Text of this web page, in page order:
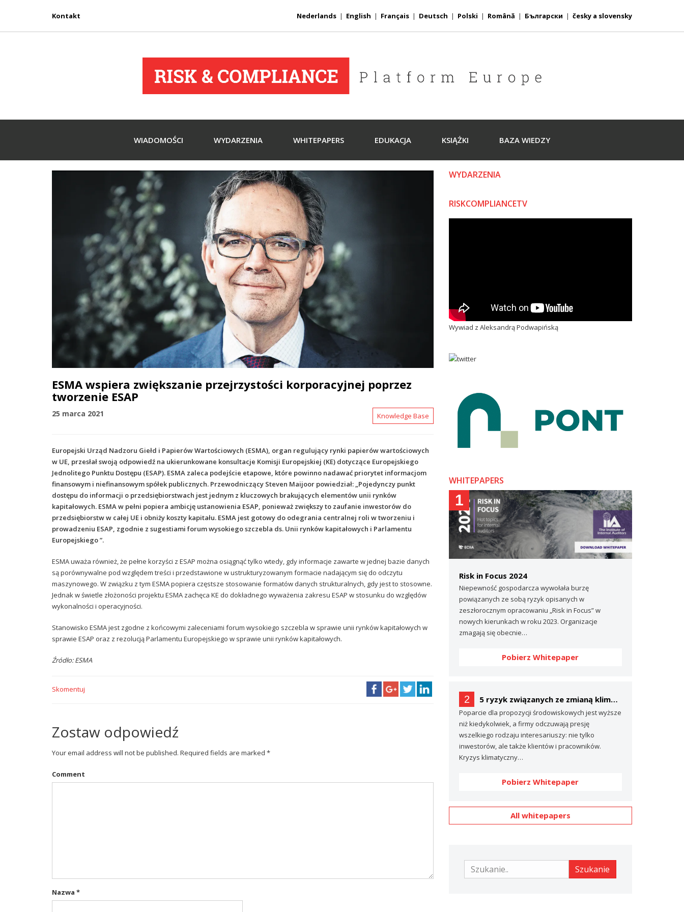
Kontakt Nederlands | English | Français | Deutsch | Polski | Română | Български | česky a slovensky
WIADOMOŚCI WYDARZENIA WHITEPAPERS EDUKACJA KSIĄŻKI BAZA WIEDZY
ESMA wspiera zwiększanie przejrzystości korporacyjnej poprzez
tworzenie ESAP
25 marca 2021 Knowledge Base
Europejski Urząd Nadzoru Giełd i Papierów Wartościowych (ESMA), organ regulujący rynki papierów wartościowych
w UE, przesłał swoją odpowiedź na ukierunkowane konsultacje Komisji Europejskiej (KE) dotyczące Europejskiego
Jednolitego Punktu Dostępu (ESAP). ESMA zaleca podejście etapowe, które powinno nadawać priorytet informacjom
finansowym i niefinansowym spółek publicznych. Przewodniczący Steven Maijoor powiedział: „Pojedynczy punkt
dostępu do informacji o przedsiębiorstwach jest jednym z kluczowych brakujących elementów unii rynków
kapitałowych. ESMA w pełni popiera ambicję ustanowienia ESAP, ponieważ zwiększy to zaufanie inwestorów do
przedsiębiorstw w całej UE i obniży koszty kapitału. ESMA jest gotowy do odegrania centralnej roli w tworzeniu i
prowadzeniu ESAP, zgodnie z sugestiami forum wysokiego szczebla ds. Unii rynków kapitałowych i Parlamentu
Europejskiego ”.
ESMA uważa również, że pełne korzyści z ESAP można osiągnąć tylko wtedy, gdy informacje zawarte w jednej bazie danych
są porównywalne pod względem treści i przedstawione w ustrukturyzowanym formacie nadającym się do odczytu
maszynowego. W związku z tym ESMA popiera częstsze stosowanie formatów danych strukturalnych, gdy jest to stosowne.
Jednak w świetle złożoności projektu ESMA zachęca KE do dokładnego wyważenia zakresu ESAP w stosunku do względów
wykonalności i operacyjności.
Stanowisko ESMA jest zgodne z końcowymi zaleceniami forum wysokiego szczebla w sprawie unii rynków kapitałowych w
sprawie ESAP oraz z rezolucją Parlamentu Europejskiego w sprawie unii rynków kapitałowych.
Źródło: ESMA
Skomentuj
Zostaw odpowiedź
Your email address will not be published. Required fields are marked *
Comment
Nazwa *
WYDARZENIA
RISKCOMPLIANCETV
Wywiad z Aleksandrą Podwapińską
WHITEPAPERS
1
Risk in Focus 2024
Niepewność gospodarcza wywołała burzę
powiązanych ze sobą ryzyk opisanych w
zeszłorocznym opracowaniu „Risk in Focus” w
nowych kierunkach w roku 2023. Organizacje
zmagają się obecnie…
Pobierz Whitepaper
2 5 ryzyk związanych ze zmianą klimatu, o których prawdopodobnie nie mówisz… (a powinieneś)
Poparcie dla propozycji środowiskowych jest wyższe
niż kiedykolwiek, a firmy odczuwają presję
wszelkiego rodzaju interesariuszy: nie tylko
inwestorów, ale także klientów i pracowników.
Kryzys klimatyczny…
Pobierz Whitepaper
All whitepapers
Szukanie Szukanie